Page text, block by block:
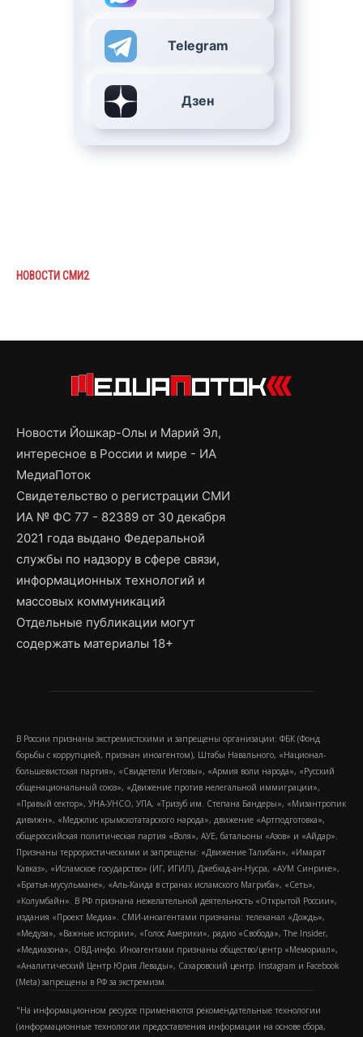
Telegram
Дзен
НОВОСТИ СМИ2
Новости Йошкар-Олы и Марий Эл,
интересное в России и мире - ИА
МедиаПоток
Свидетельство о регистрации СМИ
ИА № ФС 77 - 82389 от 30 декабря
2021 года выдано Федеральной
службы по надзору в сфере связи,
информационных технологий и
массовых коммуникаций
Отдельные публикации могут
содержать материалы 18+
В России признаны экстремистскими и запрещены организации: ФБК (Фонд
борьбы с коррупцией, признан иноагентом), Штабы Навального, «Национал-
большевистская партия», «Свидетели Иеговы», «Армия воли народа», «Русский
общенациональный союз», «Движение против нелегальной иммиграции»,
«Правый сектор», УНА-УНСО, УПА, «Тризуб им. Степана Бандеры», «Мизантропик
дивижн», «Меджлис крымскотатарского народа», движение «Артподготовка»,
общероссийская политическая партия «Воля», АУЕ, батальоны «Азов» и «Айдар».
Признаны террористическими и запрещены: «Движение Талибан», «Имарат
Кавказ», «Исламское государство» (ИГ, ИГИЛ), Джебхад-ан-Нусра, «АУМ Синрике»,
«Братья-мусульмане», «Аль-Каида в странах исламского Магриба», «Сеть»,
«Колумбайн». В РФ признана нежелательной деятельность «Открытой России»,
издания «Проект Медиа». СМИ-иноагентами признаны: телеканал «Дождь»,
«Медуза», «Важные истории», «Голос Америки», радио «Свобода», The Insider,
«Медиазона», ОВД-инфо. Иноагентами признаны общество/центр «Мемориал»,
«Аналитический Центр Юрия Левады», Сахаровский центр. Instagram и Facebook
(Metа) запрещены в РФ за экстремизм.
"На информационном ресурсе применяются рекомендательные технологии
(информационные технологии предоставления информации на основе сбора,